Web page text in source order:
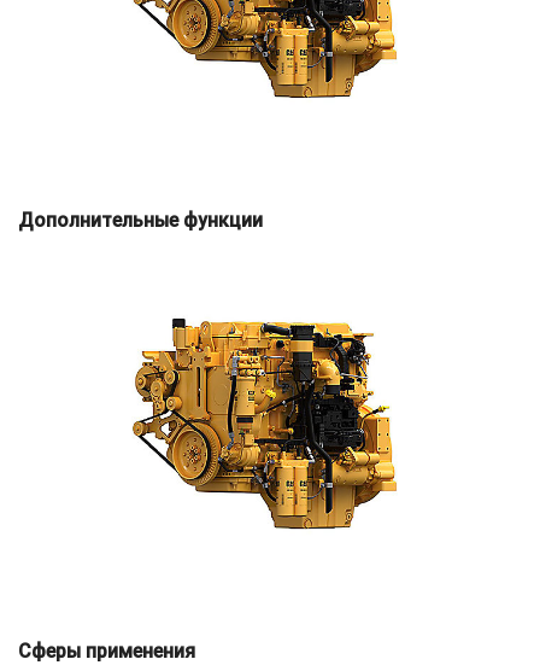
Дополнительные функции
Сферы применения